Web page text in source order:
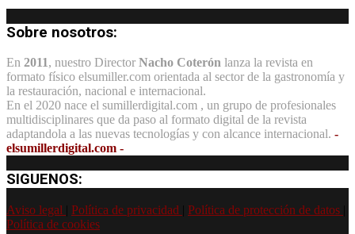
Sobre nosotros:
En 2011, nuestro Director Nacho Coterón lanza la revista en
formato físico elsumiller.com orientada al sector de la gastronomía y
la restauración, nacional e internacional.
En el 2020 nace el sumillerdigital.com , un grupo de profesionales
multidisciplinares que da paso al formato digital de la revista
adaptandola a las nuevas tecnologías y con alcance internacional. -
elsumillerdigital.com -
SIGUENOS:
Aviso legal Política de privacidad Política de protección de datos
Política de cookies